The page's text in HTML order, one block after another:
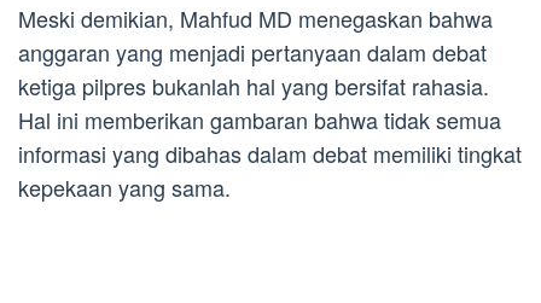
Meski demikian, Mahfud MD menegaskan bahwa
anggaran yang menjadi pertanyaan dalam debat
ketiga pilpres bukanlah hal yang bersifat rahasia.
Hal ini memberikan gambaran bahwa tidak semua
informasi yang dibahas dalam debat memiliki tingkat
kepekaan yang sama.